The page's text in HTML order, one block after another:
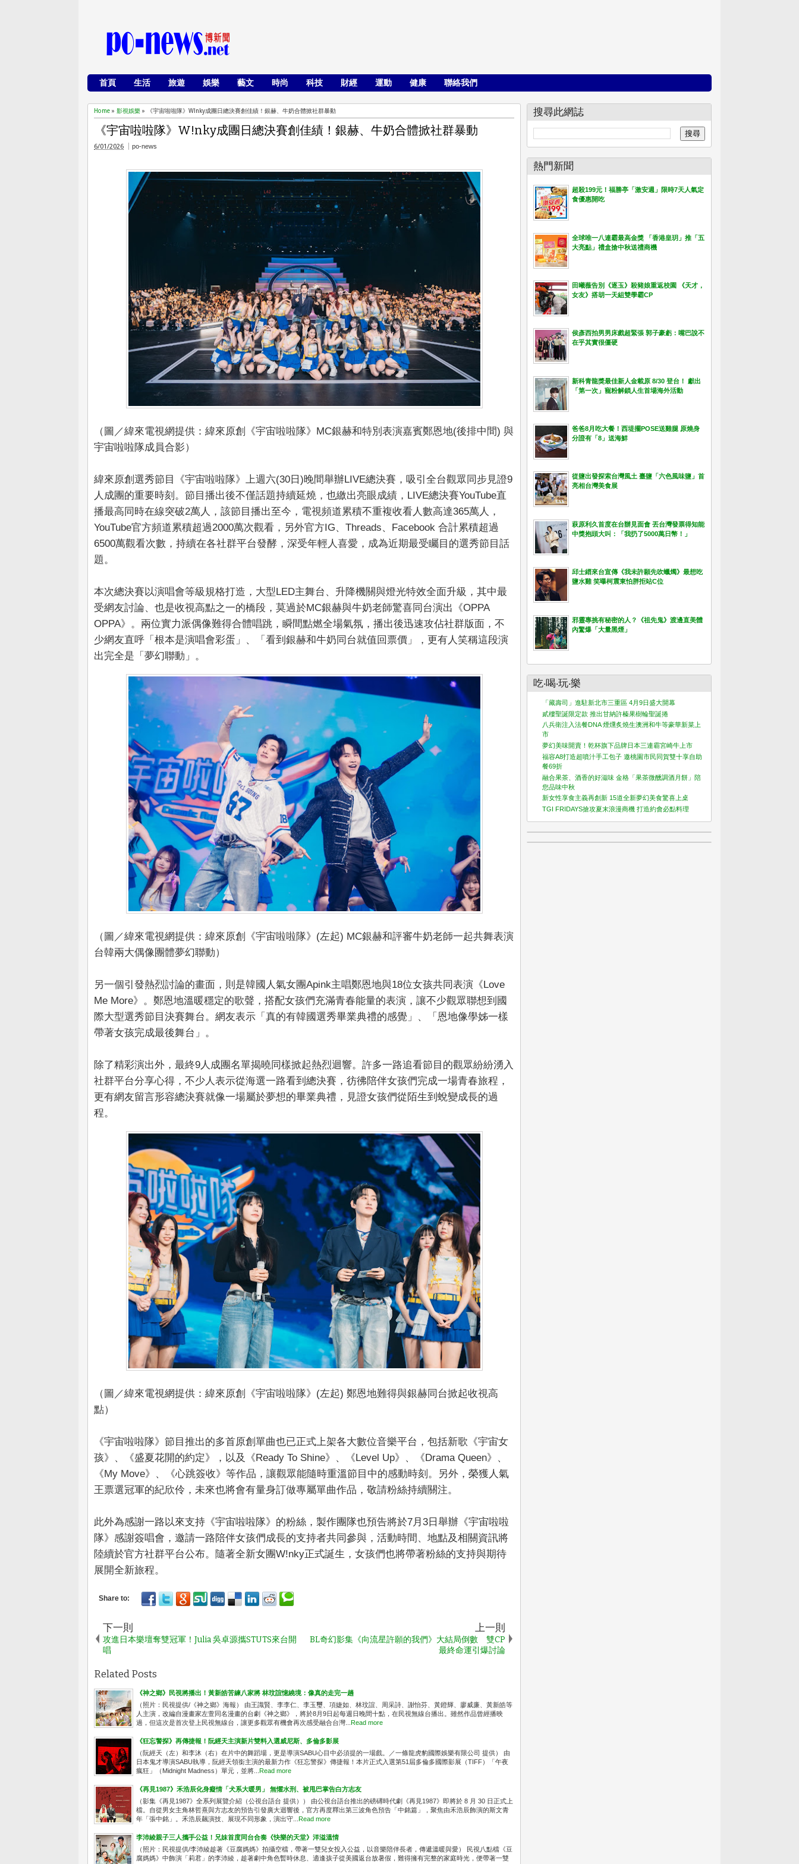
首頁 生活 旅遊 娛樂 藝文 時尚 科技 財經 運動 健康 聯絡我們
Home » 影視娛樂 » 《宇宙啦啦隊》W!nky成團日總決賽創佳績！銀赫、牛奶合體掀社群暴動
《宇宙啦啦隊》W!nky成團日總決賽創佳績！銀赫、牛奶合體掀社群暴動
6/01/2026 po-news
（圖／緯來電視網提供：緯來原創《宇宙啦啦隊》MC銀赫和特別表演嘉賓鄭恩地(後排中間) 與
宇宙啦啦隊成員合影）
緯來原創選秀節目《宇宙啦啦隊》上週六(30日)晚間舉辦LIVE總決賽，吸引全台觀眾同步見證9
人成團的重要時刻。節目播出後不僅話題持續延燒，也繳出亮眼成績，LIVE總決賽YouTube直
播最高同時在線突破2萬人，該節目播出至今，電視頻道累積不重複收看人數高達365萬人，
YouTube官方頻道累積超過2000萬次觀看，另外官方IG、Threads、Facebook 合計累積超過
6500萬觀看次數，持續在各社群平台發酵，深受年輕人喜愛，成為近期最受矚目的選秀節目話
題。
本次總決賽以演唱會等級規格打造，大型LED主舞台、升降機關與燈光特效全面升級，其中最
受網友討論、也是收視高點之一的橋段，莫過於MC銀赫與牛奶老師驚喜同台演出《OPPA
OPPA》。兩位實力派偶像難得合體唱跳，瞬間點燃全場氣氛，播出後迅速攻佔社群版面，不
少網友直呼「根本是演唱會彩蛋」、「看到銀赫和牛奶同台就值回票價」，更有人笑稱這段演
出完全是「夢幻聯動」。
（圖／緯來電視網提供：緯來原創《宇宙啦啦隊》(左起) MC銀赫和評審牛奶老師一起共舞表演
台韓兩大偶像團體夢幻聯動）
另一個引發熱烈討論的畫面，則是韓國人氣女團Apink主唱鄭恩地與18位女孩共同表演《Love
Me More》。鄭恩地溫暖穩定的歌聲，搭配女孩們充滿青春能量的表演，讓不少觀眾聯想到國
際大型選秀節目決賽舞台。網友表示「真的有韓國選秀畢業典禮的感覺」、「恩地像學姊一樣
帶著女孩完成最後舞台」。
除了精彩演出外，最終9人成團名單揭曉同樣掀起熱烈迴響。許多一路追看節目的觀眾紛紛湧入
社群平台分享心得，不少人表示從海選一路看到總決賽，彷彿陪伴女孩們完成一場青春旅程，
更有網友留言形容總決賽就像一場屬於夢想的畢業典禮，見證女孩們從陌生到蛻變成長的過
程。
（圖／緯來電視網提供：緯來原創《宇宙啦啦隊》(左起) 鄭恩地難得與銀赫同台掀起收視高
點）
《宇宙啦啦隊》節目推出的多首原創單曲也已正式上架各大數位音樂平台，包括新歌《宇宙女
孩》、《盛夏花開的約定》，以及《Ready To Shine》、《Level Up》、《Drama Queen》、
《My Move》、《心跳簽收》等作品，讓觀眾能隨時重溫節目中的感動時刻。另外，榮獲人氣
王票選冠軍的紀欣伶，未來也將會有量身訂做專屬單曲作品，敬請粉絲持續關注。
此外為感謝一路以來支持《宇宙啦啦隊》的粉絲，製作團隊也預告將於7月3日舉辦《宇宙啦啦
隊》感謝簽唱會，邀請一路陪伴女孩們成長的支持者共同參與，活動時間、地點及相關資訊將
陸續於官方社群平台公布。隨著全新女團W!nky正式誕生，女孩們也將帶著粉絲的支持與期待
展開全新旅程。
下一則
攻進日本樂壇奪雙冠軍！Julia 吳卓源攜STUTS來台開
唱
上一則
BL奇幻影集《向流星許願的我們》大結局倒數 雙CP
最終命運引爆討論
Related Posts
《神之鄉》民視將播出！黃新皓苦練八家將 林玟誼憶繞境：像真的走完一趟
（照片：民視提供/《神之鄉》海報） 由王識賢、李李仁、李玉璽、項婕如、林玟誼、周采詩、謝怡芬、黃鐙輝、廖威廉、黃新皓等
人主演，改編自漫畫家左萱同名漫畫的台劇《神之鄉》，將於8月9日起每週日晚間十點，在民視無線台播出。雖然作品曾經播映
過，但這次是首次登上民視無線台，讓更多觀眾有機會再次感受融合台灣... Read more
《狂忘警探》再傳捷報！阮經天主演新片雙料入選威尼斯、多倫多影展
（阮經天（左）和李沐（右）在片中的舞蹈場，更是導演SABU心目中必須提的一場戲。／一條龍虎豹國際娛樂有限公司 提供） 由
日本鬼才導演SABU執導，阮經天領銜主演的最新力作《狂忘警探》傳捷報！本片正式入選第51屆多倫多國際影展（TIFF）「午夜
瘋狂」（Midnight Madness）單元，並將... Read more
《再見1987》禾浩辰化身癡情「犬系大暖男」 無懼水刑、被甩巴掌告白方志友
（影集《再見1987》全系列展覽介紹（公視台語台 提供）） 由公視台語台推出的磅礡時代劇《再見1987》即將於 8 月 30 日正式上
檔。自從男女主角林哲熹與方志友的預告引發廣大迴響後，官方再度釋出第三波角色預告「中銘篇」，聚焦由禾浩辰飾演的斯文青
年「張中銘」。禾浩辰飆演技、展現不同形象，演出守... Read more
李沛綾親子三人攜手公益！兄妹首度同台合奏《快樂的天堂》洋溢溫情
（照片：民視提供/李沛綾趁著《豆腐媽媽》拍攝空檔，帶著一雙兒女投入公益，以音樂陪伴長者，傳遞溫暖與愛） 民視八點檔《豆
腐媽媽》中飾演「莉君」的李沛綾，趁著劇中角色暫時休息、適逢孩子從美國返台放暑假，難得擁有完整的家庭時光，便帶著一雙
搜尋此網誌
熱門新聞
超殺199元！福勝亭「激安週」限時7天人氣定
食優惠開吃
全球唯一八連霸最高金獎 「香港皇玥」推「五
大亮點」禮盒搶中秋送禮商機
田曦薇告別《逐玉》殺豬娘重返校園 《天才，
女友》搭胡一天組雙學霸CP
侯彥西拍男男床戲超緊張 郭子豪虧：嘴巴說不
在乎其實很僵硬
新科青龍獎最佳新人金載原 8/30 登台！ 獻出
「第一次」寵粉解鎖人生首場海外活動
爸爸8月吃大餐！西堤擺POSE送雞腿 原燒身
分證有「8」送海鮮
從鹽出發探索台灣風土 臺鹽「六色風味鹽」首
亮相台灣美食展
萩原利久首度在台辦見面會 丟台灣發票得知能
中獎抱頭大叫：「我扔了5000萬日幣！」
邱士縉來台宣傳《我未許願先吹蠟燭》最想吃
鹽水雞 笑曝柯震東怕胖拒站C位
邪靈專挑有秘密的人？《祖先鬼》渡邊直美體
內驚爆「大量黑煙」
吃‧喝‧玩‧樂
「藏壽司」進駐新北市三重區 4月9日盛大開幕
貳樓聖誕限定款 推出甘納許榛果樹輪聖誕捲
八兵衛注入法餐DNA 煙燻炙燒生澳洲和牛等豪華新菜上
市
夢幻美味開賣！乾杯旗下品牌日本三連霸宮崎牛上市
福容A8打造超噴汁手工包子 邀桃園市民同賀雙十享自助
餐69折
融合果茶、酒香的好滋味 金格「果茶微醺調酒月餅」陪
您品味中秋
新女性享食主義再創新 15道全新夢幻美食驚喜上桌
TGI FRIDAYS搶攻夏末浪漫商機 打造約會必點料理